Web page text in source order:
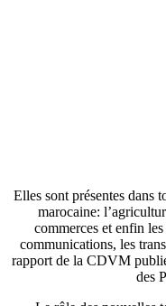
que d’autres plus tournées
processus et l’usage
plus importants et plus
essentielle qui est au
soient de la première ou la
formation. En effet, la
niveau leur
d’améliorer leur